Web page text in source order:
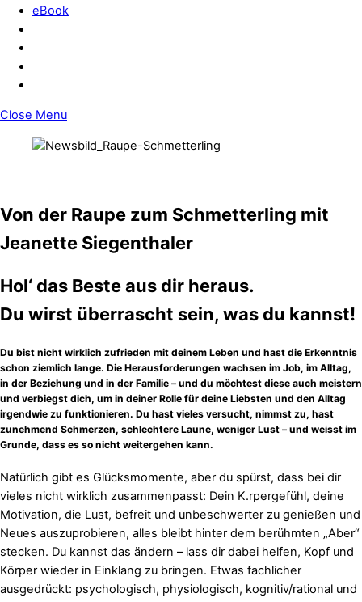
eBook
Close Menu
Von der Raupe zum Schmetterling mit
Jeanette Siegenthaler
Hol‘ das Beste aus dir heraus.
Du wirst überrascht sein, was du kannst!
Du bist nicht wirklich zufrieden mit deinem Leben und hast die Erkenntnis
schon ziemlich lange. Die Herausforderungen wachsen im Job, im Alltag,
in der Beziehung und in der Familie – und du möchtest diese auch meistern
und verbiegst dich, um in deiner Rolle für deine Liebsten und den Alltag
irgendwie zu funktionieren. Du hast vieles versucht, nimmst zu, hast
zunehmend Schmerzen, schlechtere Laune, weniger Lust – und weisst im
Grunde, dass es so nicht weitergehen kann.
Natürlich gibt es Glücksmomente, aber du spürst, dass bei dir
vieles nicht wirklich zusammenpasst: Dein K.rpergefühl, deine
Motivation, die Lust, befreit und unbeschwerter zu genießen und
Neues auszuprobieren, alles bleibt hinter dem berühmten „Aber“
stecken. Du kannst das ändern – lass dir dabei helfen, Kopf und
Körper wieder in Einklang zu bringen. Etwas fachlicher
ausgedrückt: psychologisch, physiologisch, kognitiv/rational und